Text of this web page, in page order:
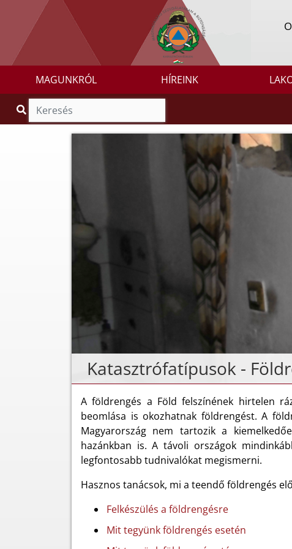
MAGUNKRÓL HÍREINK
Katasztrófatípusok -
A földrengés a Föld felszínének hirtelen
beomlása is okozhatnak földrengést. A
Magyarország nem tartozik a
hazánkban is. A távoli országok
legfontosabb tudnivalókat megismerni.
Hasznos tanácsok, mi a teendő földrengés
Felkészülés a földrengésre
Mit tegyünk földrengés esetén